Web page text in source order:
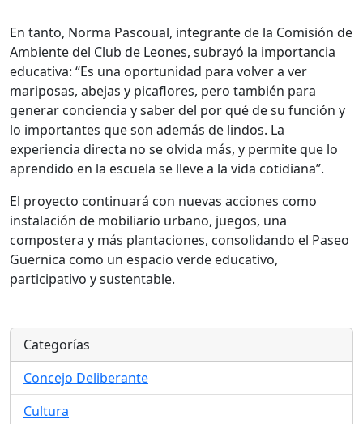
En tanto, Norma Pascoual, integrante de la Comisión de
Ambiente del Club de Leones, subrayó la importancia
educativa: “Es una oportunidad para volver a ver
mariposas, abejas y picaflores, pero también para
generar conciencia y saber del por qué de su función y
lo importantes que son además de lindos. La
experiencia directa no se olvida más, y permite que lo
aprendido en la escuela se lleve a la vida cotidiana”.
El proyecto continuará con nuevas acciones como
instalación de mobiliario urbano, juegos, una
compostera y más plantaciones, consolidando el Paseo
Guernica como un espacio verde educativo,
participativo y sustentable.
Categorías
Concejo Deliberante
Cultura